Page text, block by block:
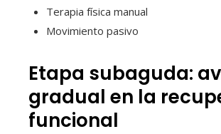
Terapia física manual
Movimiento pasivo
Etapa subaguda:
gradual en la
funcional